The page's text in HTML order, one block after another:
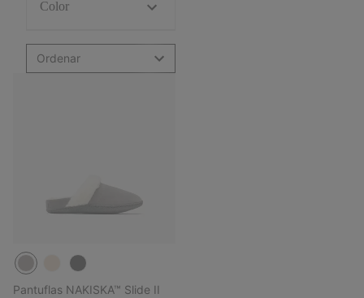
Color
Ordenar
Pantuflas NAKISKA™ Slide II